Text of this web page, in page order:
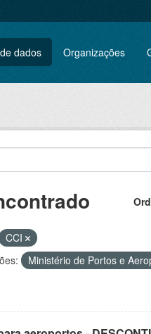
dados Organizações
CCI
Ministério de Portos e